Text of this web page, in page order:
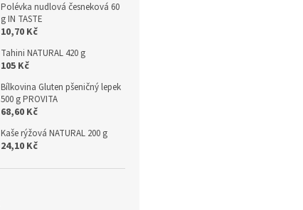
Polévka nudlová česneková 60
g IN TASTE
10,70 Kč
Tahini NATURAL 420 g
105 Kč
Bílkovina Gluten pšeničný lepek
500 g PROVITA
68,60 Kč
Kaše rýžová NATURAL 200 g
24,10 Kč